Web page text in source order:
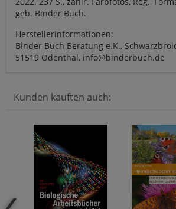
geb. Binder Buch.
Herstellerinformationen:
Binder Buch Beratung e.K.,
51519 Odenthal, info@binderbuch.de
Kunden kauften auch: